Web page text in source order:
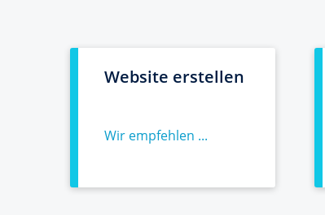
Website erstellen
Wir empfehlen ...